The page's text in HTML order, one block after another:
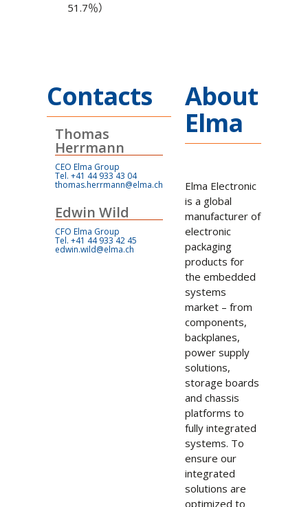
51.7％）
Contacts
Thomas
Herrmann
CEO Elma Group
Tel. +41 44 933 43 04
thomas.herrmann@elma.ch
Edwin Wild
CFO Elma Group
Tel. +41 44 933 42 45
edwin.wild@elma.ch
About
Elma
Elma Electronic
is a global
manufacturer of
electronic
packaging
products for
the embedded
systems
market – from
components,
backplanes,
power supply
solutions,
storage boards
and chassis
platforms to
fully integrated
systems. To
ensure our
integrated
solutions are
optimized to